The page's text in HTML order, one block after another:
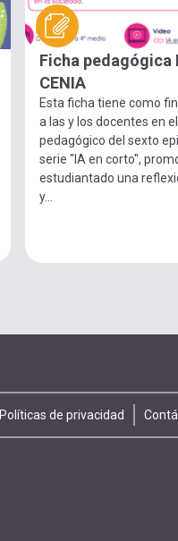
Ficha pedagógica
CENIA
Esta ficha tiene como
a las y los docentes en
pedagógico del sexto
serie "IA en corto",
estudiantado una
y...
Políticas de privacidad